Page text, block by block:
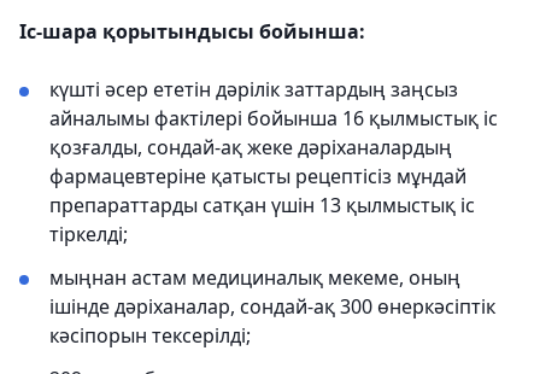
Іс-шара қорытындысы бойынша:
күшті әсер ететін дәрілік заттардың заңсыз
айналымы фактілері бойынша 16 қылмыстық іс
қозғалды, сондай-ақ жеке дәріханалардың
фармацевтеріне қатысты рецептісіз мұндай
препараттарды сатқан үшін 13 қылмыстық іс
тіркелді;
мыңнан астам медициналық мекеме, оның
ішінде дәріханалар, сондай-ақ 300 өнеркәсіптік
кәсіпорын тексерілді;